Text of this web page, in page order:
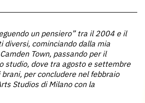
un pensiero” tra il 2004 e il
diversi, cominciando dalla mia
Town, passando per il
studio, dove tra agosto e settembre
per concludere nel febbraio
Studios di Milano con la